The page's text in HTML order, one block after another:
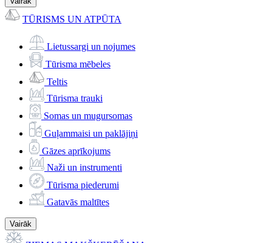
TŪRISMS UN ATPŪTA
Lietussargi un nojumes
Tūrisma mēbeles
Teltis
Tūrisma trauki
Somas un mugursomas
Guļammaisi un paklājiņi
Gāzes aprīkojums
Naži un instrumenti
Tūrisma piederumi
Gatavās maltītes
Vairāk